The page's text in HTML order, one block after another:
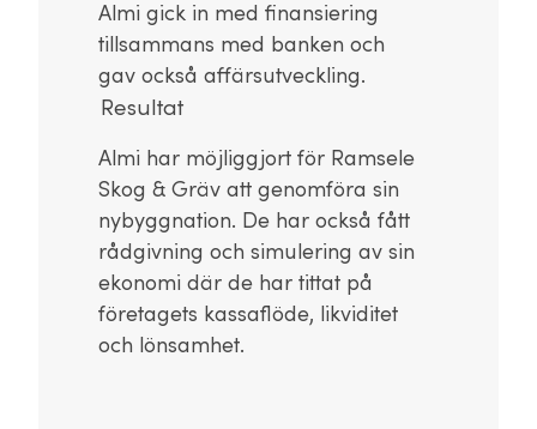
Almi gick in med finansiering
tillsammans med banken och
gav också affärsutveckling.
Resultat
Almi har möjliggjort för Ramsele
Skog & Gräv att genomföra sin
nybyggnation. De har också fått
rådgivning och simulering av sin
ekonomi där de har tittat på
företagets kassaflöde, likviditet
och lönsamhet.